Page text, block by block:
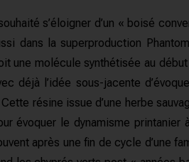
s’éloigner d’un « boisé
dans la superproduction
une molécule synthétisée au
l’idée sous-jacente
résine issue d’une herbe
évoquer le dynamisme printanier
après une fin de cycle d’une